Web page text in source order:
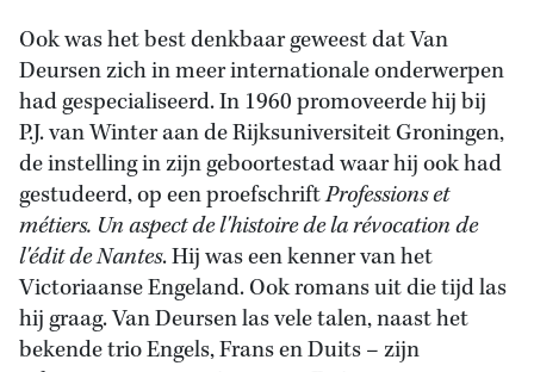
Ook was het best denkbaar geweest dat Van
Deursen zich in meer internationale onderwerpen
had gespecialiseerd. In 1960 promoveerde hij bij
P.J. van Winter aan de Rijksuniversiteit Groningen,
de instelling in zijn geboortestad waar hij ook had
gestudeerd, op een proefschriftProfessions et
métiers. Un aspect de l'histoire de la révocation de
l'édit de Nantes. Hij was een kenner van het
Victoriaanse Engeland. Ook romans uit die tijd las
hij graag. Van Deursen las vele talen, naast het
bekende trio Engels, Frans en Duits – zijn